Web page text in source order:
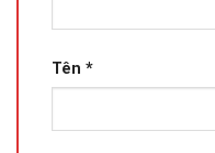
Tên *